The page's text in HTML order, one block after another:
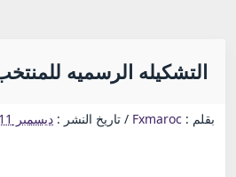
التشكيله الرسميه
بقلم : Fxmaroc
/ تاريخ النشر : ديسمبر 11, 2021